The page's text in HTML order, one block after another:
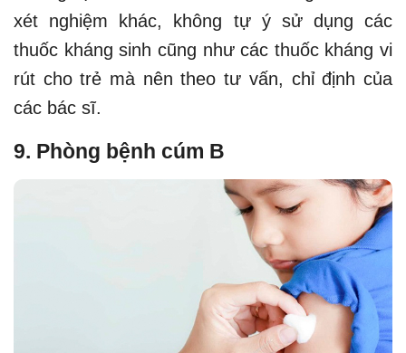
xét nghiệm khác, không tự ý sử dụng các
thuốc kháng sinh cũng như các thuốc kháng vi
rút cho trẻ mà nên theo tư vấn, chỉ định của
các bác sĩ.
9. Phòng bệnh cúm B